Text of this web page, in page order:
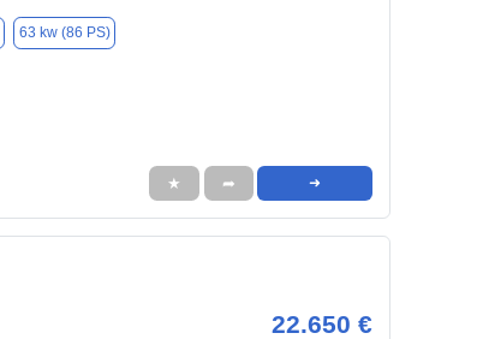
63 kw (86 PS)
★ ➦ ➜
22.650 €